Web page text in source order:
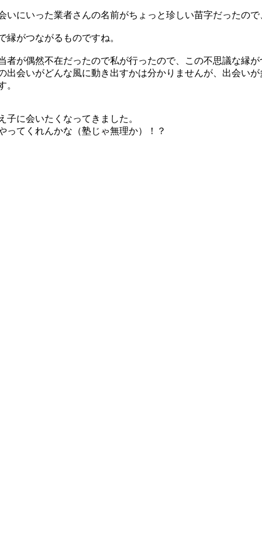
いにいった業者さんの名前がちょっと珍しい苗字だったの
縁がつながるものですね。
者が偶然不在だったので私が行ったので、この不思議な縁
出会いがどんな風に動き出すかは分かりませんが、出会い
。
子に会いたくなってきました。
ってくれんかな（塾じゃ無理か）！？